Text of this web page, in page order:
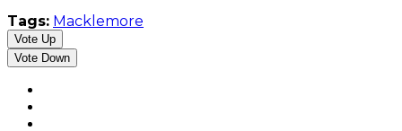
Tags: Macklemore
Vote Up
Vote Down